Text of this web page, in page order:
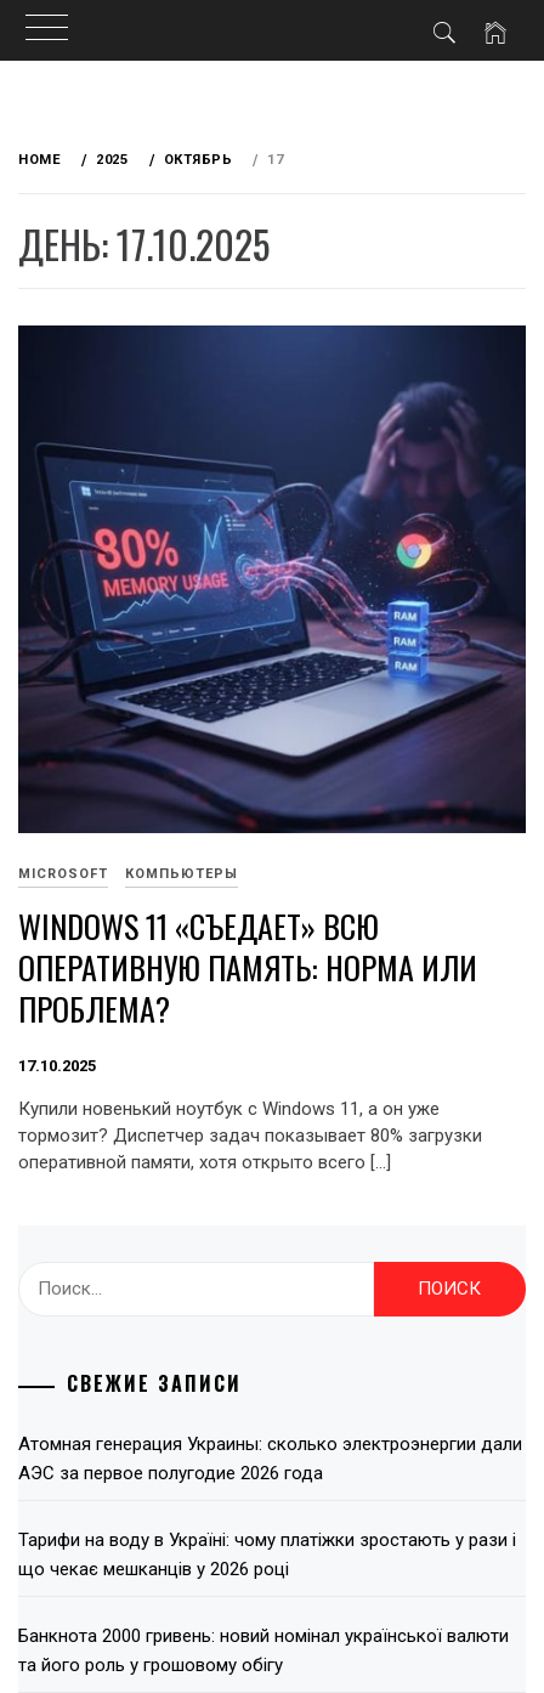
HOME 2025 ОКТЯБРЬ 17
ДЕНЬ: 17.10.2025
MICROSOFT КОМПЬЮТЕРЫ
WINDOWS 11 «СЪЕДАЕТ» ВСЮ
ОПЕРАТИВНУЮ ПАМЯТЬ: НОРМА ИЛИ
ПРОБЛЕМА?
17.10.2025
Купили новенький ноутбук с Windows 11, а он уже
тормозит? Диспетчер задач показывает 80% загрузки
оперативной памяти, хотя открыто всего […]
Найти:
СВЕЖИЕ ЗАПИСИ
Атомная генерация Украины: сколько электроэнергии дали
АЭС за первое полугодие 2026 года
Тарифи на воду в Україні: чому платіжки зростають у рази і
що чекає мешканців у 2026 році
Банкнота 2000 гривень: новий номінал української валюти
та його роль у грошовому обігу